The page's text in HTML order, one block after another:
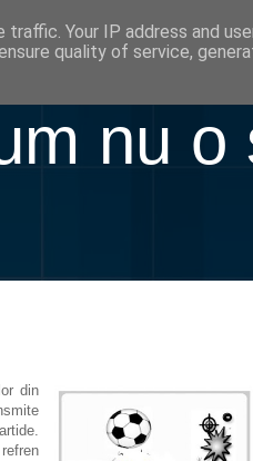
nu o
din
Your IP address and
quality of service,